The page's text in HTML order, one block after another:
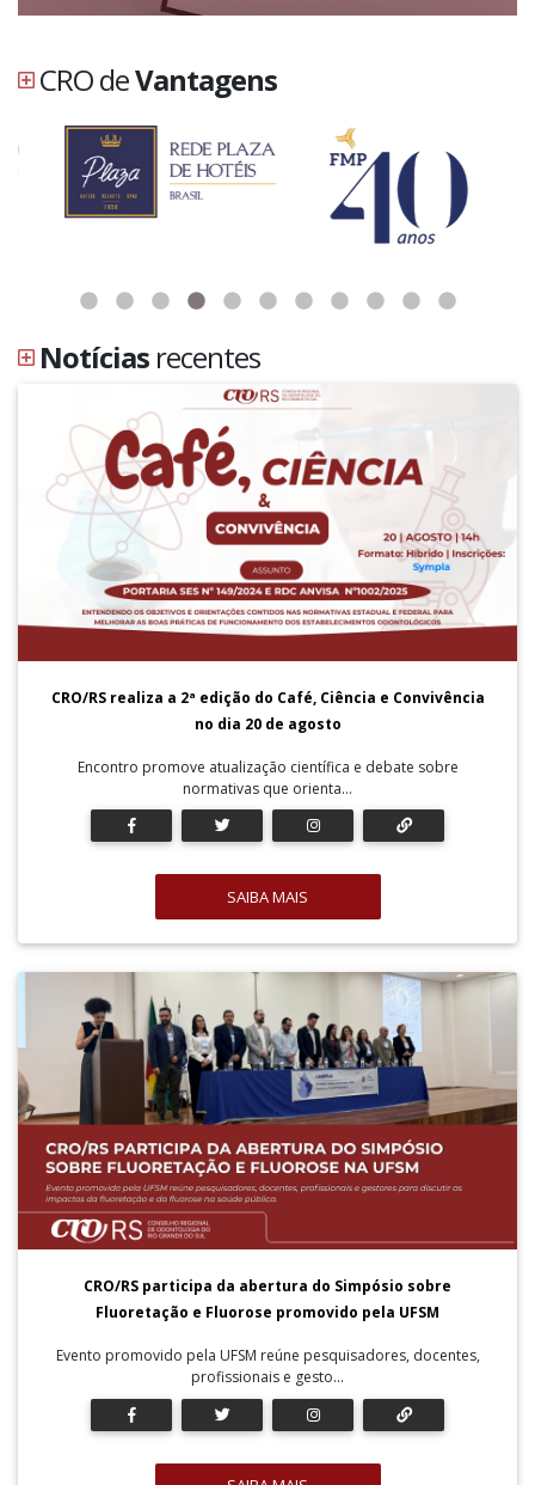
CRO deVantagens
Notícias recentes
CRO/RS realiza a 2ª edição do Café, Ciência e Convivência
no dia 20 de agosto
Encontro promove atualização científica e debate sobre
normativas que orienta...
SAIBA MAIS
CRO/RS participa da abertura do Simpósio sobre
Fluoretação e Fluorose promovido pela UFSM
Evento promovido pela UFSM reúne pesquisadores, docentes,
profissionais e gesto...